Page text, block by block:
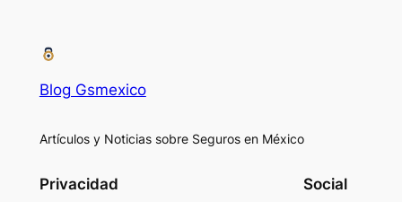
Blog Gsmexico
Artículos y Noticias sobre Seguros en México
Privacidad Social